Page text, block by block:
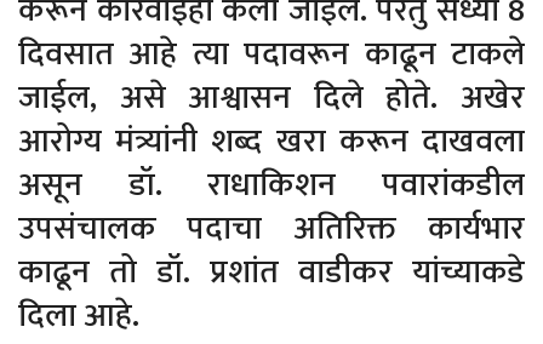
दिवसात आहे त्या पदावरून काढून टाकले
जाईल, असे आश्वासन दिले होते. अखेर
आरोग्य मंत्र्यांनी शब्द खरा करून दाखवला
असून डॉ. राधाकिशन पवारांकडील
उपसंचालक पदाचा अतिरिक्त कार्यभार
काढून तो डॉ. प्रशांत वाडीकर यांच्याकडे
दिला आहे.